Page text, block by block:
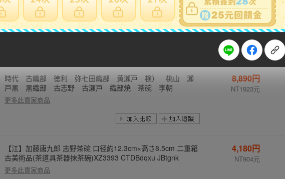
酒器/陶芸/焼き物/作家物&1747000697
更多此賣家商品
NT1963元
時代 古織部 徳利 弥七田織部 黄瀬戸 検） 桃山 瀬
戸黒 黒織部 古志野 古瀬戸 織部焼 茶碗 李朝
更多此賣家商品
8,890円
NT1923元
【江】加藤唐九郎 志野茶碗 口径約12.3cm×高さ8.5cm 二重箱
古美術品(茶道具茶器抹茶碗)XZ3393 CTDBdqxu JBtgnk
更多此賣家商品
4,180円
NT904元